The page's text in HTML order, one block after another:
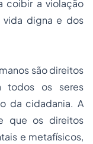
coibir a violação
digna e dos
são direitos
todos os seres
da cidadania. A
que os direitos
e metafísicos,